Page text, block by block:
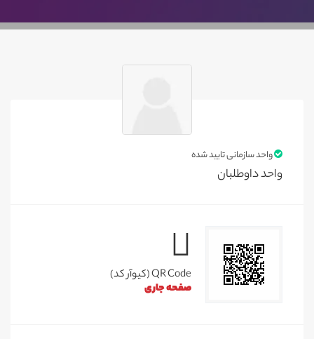
واحد سازمانی تایید شده
واحد داوطلبان
QR Code (کیوآر کد)
صفحه جاری